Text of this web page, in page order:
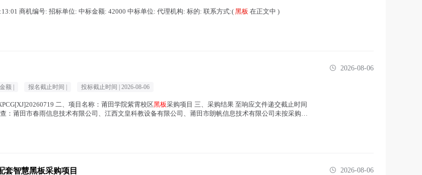
商机编号: 招标单位: 中标金额: 42000 中标单位: 代理机构: 标的: 联系方式:( 黑板 在正文中 )
额 | 报名截止时间 | 投标截止时间 | 2026-08-06
二、项目名称：莆田学院紫霄校区黑板采购项目 三、采购结果 至响应文件递交截止时间
：莆田市春雨信息技术有限公司、江西文皇科教设备有限公司、莆田市朗帆信息技术有限公司未按采购文
2026-08-06
套智慧黑板采购项目 2026-08-06